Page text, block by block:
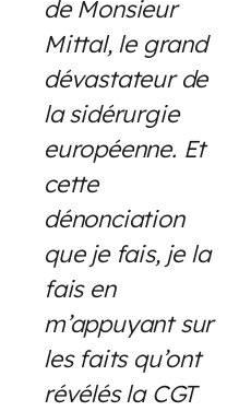
de Monsieur
Mittal, le grand
dévastateur de
la sidérurgie
européenne. Et
cette
dénonciation
que je fais, je la
fais en
m’appuyant sur
les faits qu’ont
révélés la CGT